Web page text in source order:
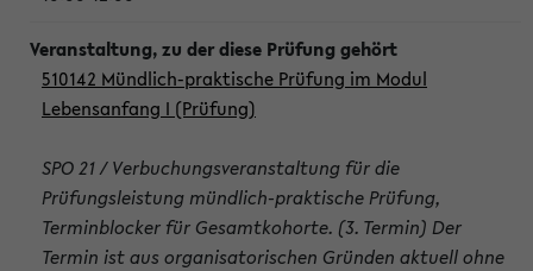
510142 Mündlich-praktische Prüfung im Modul
Lebensanfang I (Prüfung)
SPO 21 / Verbuchungsveranstaltung für die
Prüfungsleistung mündlich-praktische Prüfung,
Terminblocker für Gesamtkohorte. (3. Termin) Der
Termin ist aus organisatorischen Gründen aktuell ohne